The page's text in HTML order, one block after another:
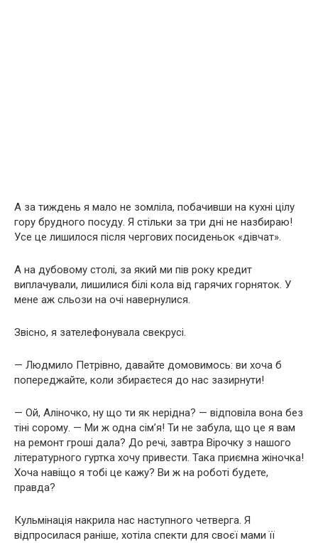
А за тиждень я мало не зомліла, побачивши на кухні цілу
гору брудного посуду. Я стільки за три дні не назбираю!
Усе це лишилося після чергових посиденьок «дівчат».
А на дубовому столі, за який ми пів року кредит
виплачували, лишилися білі кола від гарячих горняток. У
мене аж сльози на очі навернулися.
Звісно, я зателефонувала свекрусі.
— Людмило Петрівно, давайте домовимось: ви хоча б
попереджайте, коли збираєтеся до нас зазирнути!
— Ой, Аліночко, ну що ти як нерідна? — відповіла вона без
тіні сорому. — Ми ж одна сім’я! Ти не забула, що це я вам
на ремонт гроші дала? До речі, завтра Вірочку з нашого
літературного гуртка хочу привести. Така приємна жіночка!
Хоча навіщо я тобі це кажу? Ви ж на роботі будете,
правда?
Кульмінація накрила нас наступного четверга. Я
відпросилася раніше, хотіла спекти для своєї мами її